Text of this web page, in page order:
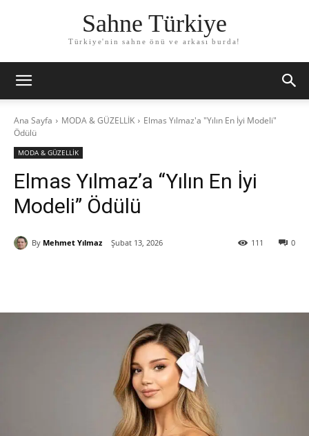
Sahne Türkiye
Türkiye'nin sahne önü ve arkası burda!
Ana Sayfa MODA & GÜZELLİK
Elmas Yılmaz'a "Yılın En İyi Modeli"
Ödülü
MODA & GÜZELLİK
Elmas Yılmaz’a “Yılın En İyi
Modeli” Ödülü
By Mehmet Yılmaz Şubat 13, 2026 0
111